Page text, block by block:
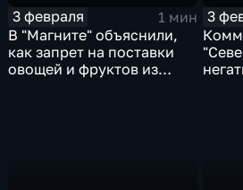
3 февраля
1 мин
В "Магните" объяснили,
как запрет на поставки
овощей и фруктов из
3